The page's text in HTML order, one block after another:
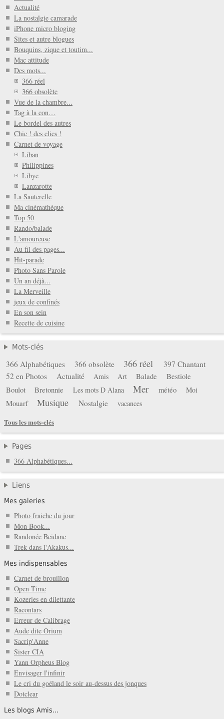
Actualité
La nostalgie camarade
iPhone micro bloging
Sites et autre blogues
Bouquins, zique et toutim...
Mac attitude
Des mots...
366 réel
366 obsolète
Vue de la chambre...
Tag à la con…
Le bordel des autres
Chic ! des clics !
Carnet de voyage
Liban
Philippines
Libye
Lanzarotte
La Sauterelle
Ma cinémathéque
Top 50
Rando/balade
L'amoureuse
Au fil des pages...
Hit-parade
Photo Sans Parole
Un an déjà...
La Merveille
jeux de confinés
En son sein
Recette de cuisine
Mots-clés
366 Alphabétiques 366 obsolète 366 réel
397 Chantant
52 en Photos
Actualité Amis Art Balade
Bestiole
Boulot
Bretonnie Les mots D Alana Mer météo Moi
Mouarf Musique Nostalgie
vacances
Tous les mots-clés
Pages
366 Alphabétiques...
Liens
Mes galeries
Photo fraiche du jour
Mon Book...
Randonée Beidane
Trek dans l'Akakus...
Mes indispensables
Carnet de brouillon
Open Time
Kozeries en dilettante
Racontars
Erreur de Calibrage
Aude dite Orium
Sacrip'Anne
Sister CIA
Yann Orpheus Blog
Envisager l'infinir
Le cri du goéland le soir au-dessus des jonques
Dotclear
Les blogs Amis...